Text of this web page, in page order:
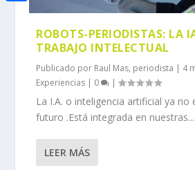
ROBOTS-PERIODISTAS: LA
TRABAJO INTELECTUAL
Publicado por Raul Mas, periodista | 4
Experiencias | 0 |
La I.A. o inteligencia artificial ya no
futuro .Está integrada en nuestras...
LEER MÁS